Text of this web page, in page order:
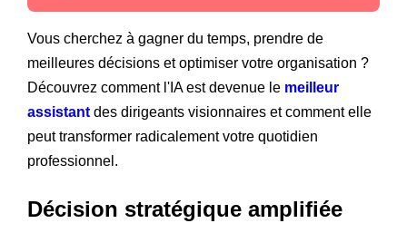
Vous cherchez à gagner du temps, prendre de
meilleures décisions et optimiser votre organisation ?
Découvrez comment l'IA est devenue le meilleur
assistant des dirigeants visionnaires et comment elle
peut transformer radicalement votre quotidien
professionnel.
Décision stratégique amplifiée